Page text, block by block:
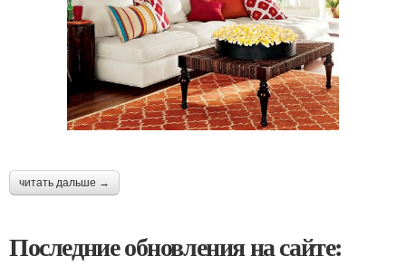
читать дальше →
Последние обновления на сайте: